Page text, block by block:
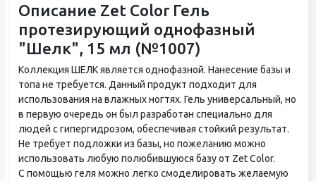
Описание Zet Color Гель
протезирующий однофазный
"Шелк", 15 мл (№1007)
Коллекция ШЕЛК является однофазной. Нанесение базы и
топа не требуется. Данный продукт подходит для
использования на влажных ногтях. Гель универсальный, но
в первую очередь он был разработан специально для
людей с гипергидрозом, обеспечивая стойкий результат.
Не требует подложки из базы, но пожеланию можно
использовать любую полюбившуюся базу от Zet Color.
С помощью геля можно легко смоделировать желаемую